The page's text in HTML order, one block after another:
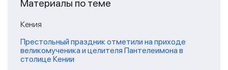
Материалы по теме
Кения
Престольный праздник отметили на приходе
великомученика и целителя Пантелеимона в
столице Кении